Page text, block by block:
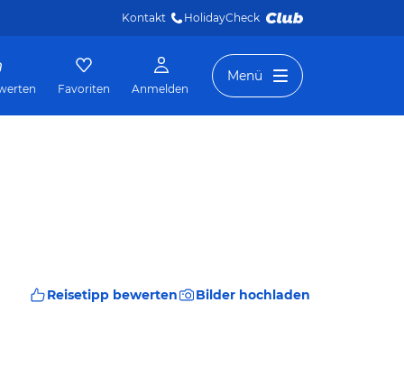
Kontakt HolidayCheck
Favoriten Anmelden
Menü
Reisetipp bewerten Bilder hochladen